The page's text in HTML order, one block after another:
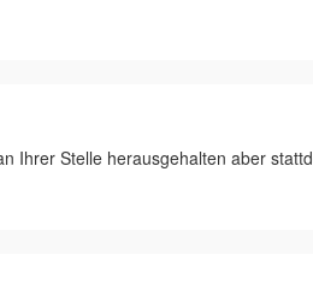
Ihrer Stelle herausgehalten aber